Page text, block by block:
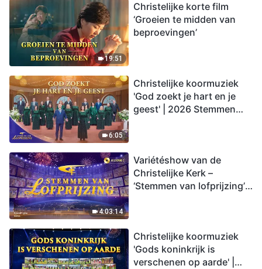
19:51
Christelijke korte film
‘Groeien te midden van
beproevingen’
6:05
Christelijke koormuziek
'God zoekt je hart en je
geest' | 2026 Stemmen
4:03:14
Variétéshow van de
Christelijke Kerk –
‘Stemmen van lofprijzing’,
Christelijke koormuziek
'Gods koninkrijk is
verschenen op aarde' |